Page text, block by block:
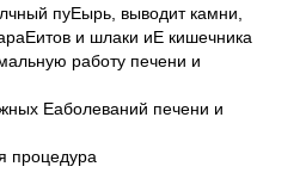
пуЕырь, выводит камни,
и шлаки иЕ кишечника
работу печени и
Еаболеваний печени и
процедура